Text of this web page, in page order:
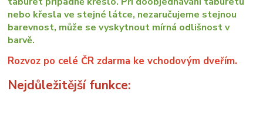
nebo křesla ve stejné látce, nezaručujeme stejnou
barevnost, může se vyskytnout mírná odlišnost v
barvě.
Rozvoz po celé ČR zdarma ke vchodovým dveřím.
Nejdůležitější funkce: